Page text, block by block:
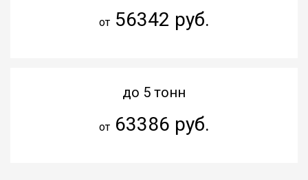
от56342 руб.
до 5 тонн
от63386 руб.